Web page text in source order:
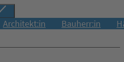
Architekt:in Bauherr:in